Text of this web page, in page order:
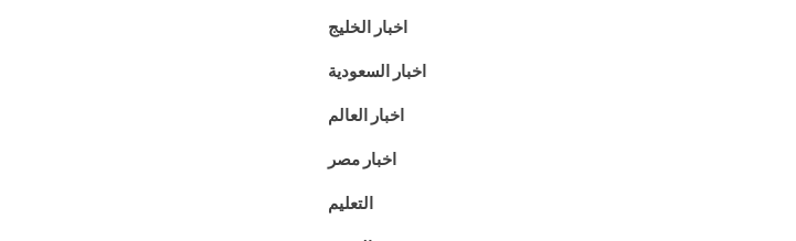
اخبار الخليج
اخبار السعودية
اخبار العالم
اخبار مصر
التعليم